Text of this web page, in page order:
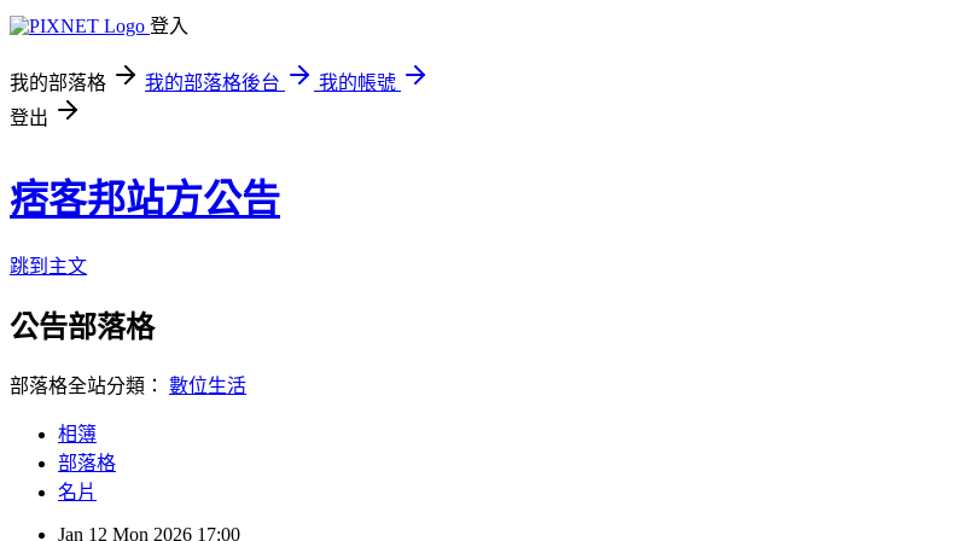
登入
我的部落格 我的部落格後台
我的帳號
登出
痞客邦站方公告
跳到主文
公告部落格
部落格全站分類： 數位生活
相簿
部落格
名片
Jan 12 Mon 2026 17:00